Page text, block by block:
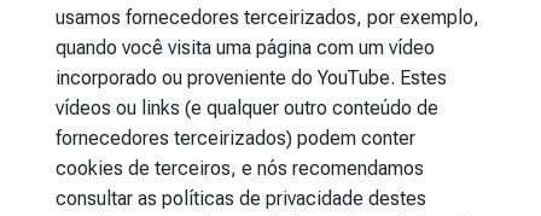
usamos fornecedores terceirizados, por exemplo,
quando você visita uma página com um vídeo
incorporado ou proveniente do YouTube. Estes
vídeos ou links (e qualquer outro conteúdo de
fornecedores terceirizados) podem conter
cookies de terceiros, e nós recomendamos
consultar as políticas de privacidade destes